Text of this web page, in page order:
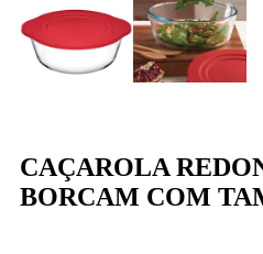
CAÇAROLA
BORCAM COM